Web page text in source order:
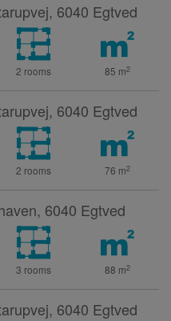
6040 Egtved
2 rooms 85 m2
6040 Egtved
2 rooms 76 m2
6040 Egtved
3 rooms 88 m2
6040 Egtved